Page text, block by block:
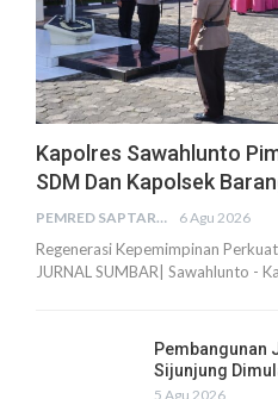
Kapolres Sawahlunto
SDM Dan Kapolsek
PEMRED SAPTARIUS 6 Agu 2026
Regenerasi Kepemimpinan
JURNAL SUMBAR| Sawahlunto -
Pembangunan
Sijunjung
5 Agu 2026